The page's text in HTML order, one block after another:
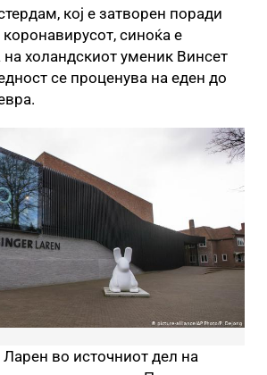
кој е затворен поради
синоќа е
на холандскиот уменик Винсет
се проценува на еден до
Ларен во источниот дел на